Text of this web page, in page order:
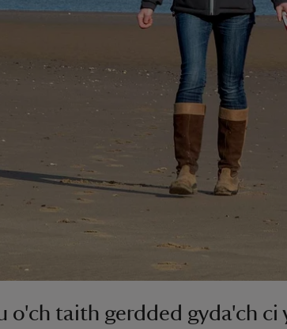
o'ch taith gerdded gyda'ch ci